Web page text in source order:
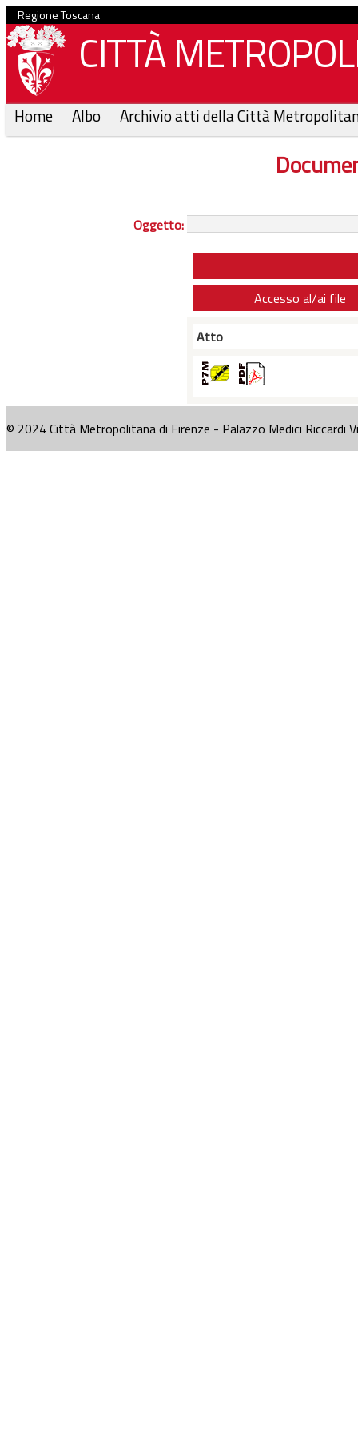
Regione Toscana
CITTÀ
Home Albo Archivio atti della Città
Oggetto:
Accesso al/ai file
Atto
© 2024 Città Metropolitana di Firenze - Palazzo Medici Riccardi